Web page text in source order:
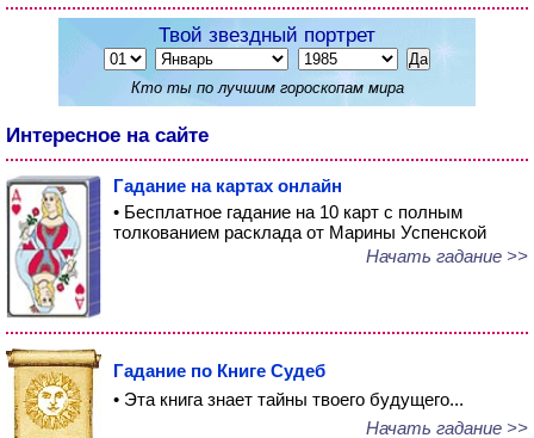
Твой звездный портрет
Кто ты по лучшим гороскопам мира
Интересное на сайте
Гадание на картах онлайн
• Бесплатное гадание на 10 карт с полным
толкованием расклада от Марины Успенской
Начать гадание >>
Гадание по Книге Судеб
• Эта книга знает тайны твоего будущего...
Начать гадание >>